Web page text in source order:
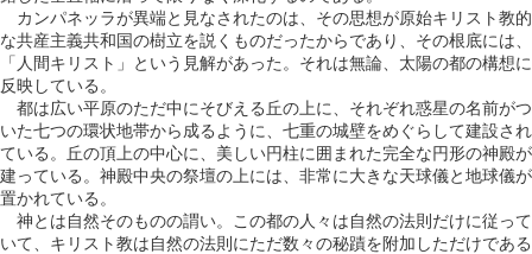
カンパネッラが異端と見なされたのは、その思想が原始キリスト教的
な共産主義共和国の樹立を説くものだったからであり、その根底には、
「人間キリスト」という見解があった。それは無論、太陽の都の構想に
反映している。
都は広い平原のただ中にそびえる丘の上に、それぞれ惑星の名前がつ
いた七つの環状地帯から成るように、七重の城壁をめぐらして建設され
ている。丘の頂上の中心に、美しい円柱に囲まれた完全な円形の神殿が
建っている。神殿中央の祭壇の上には、非常に大きな天球儀と地球儀が
置かれている。
神とは自然そのものの謂い。この都の人々は自然の法則だけに従って
いて、キリスト教は自然の法則にただ数々の秘蹟を附加しただけである